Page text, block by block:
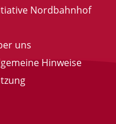
Nordbahnhof
uns
Hinweise